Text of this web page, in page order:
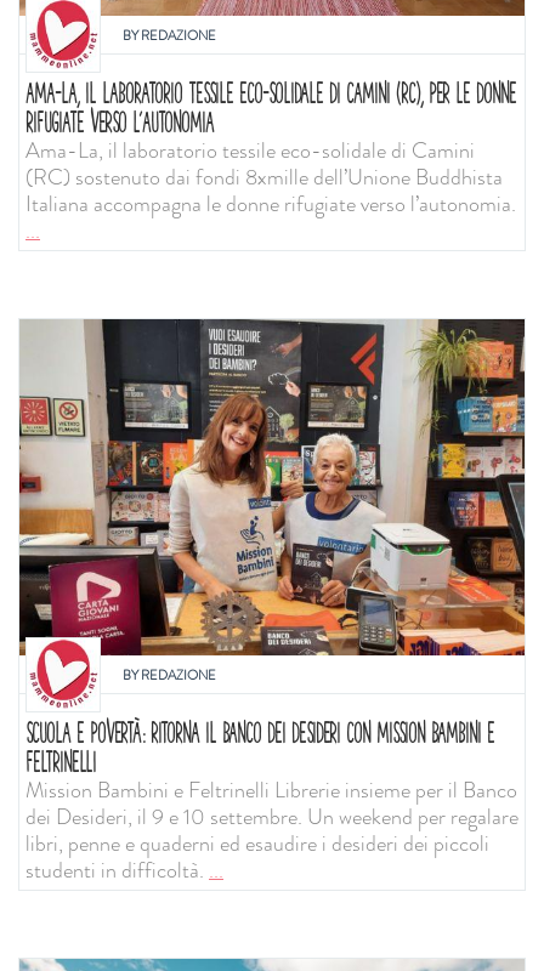
BYREDAZIONE
AMA-LA, IL LABORATORIO TESSILE ECO-SOLIDALE DI CAMINI (RC), PER LE DONNE
RIFUGIATE VERSO L’AUTONOMIA
Ama-La, il laboratorio tessile eco-solidale di Camini
(RC) sostenuto dai fondi 8xmille dell’Unione Buddhista
Italiana accompagna le donne rifugiate verso l’autonomia.
...
BYREDAZIONE
SCUOLA E POVERTÀ: RITORNA IL BANCO DEI DESIDERI CON MISSION BAMBINI E
FELTRINELLI
Mission Bambini e Feltrinelli Librerie insieme per il Banco
dei Desideri, il 9 e 10 settembre. Un weekend per regalare
libri, penne e quaderni ed esaudire i desideri dei piccoli
studenti in difficoltà....